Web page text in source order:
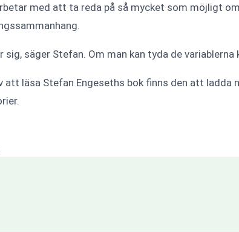
med att ta reda på så mycket som möjligt
säger Stefan. Om man kan tyda de
att läsa Stefan Engeseths bok finns den att